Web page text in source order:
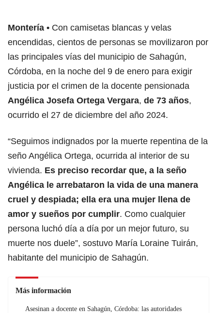
Montería
Con camisetas blancas y velas
encendidas, cientos de personas se movilizaron por
las principales vías del municipio de Sahagún,
Córdoba, en la noche del 9 de enero para exigir
justicia por el crimen de la docente pensionada
Angélica Josefa Ortega Vergara, de 73 años,
ocurrido el 27 de diciembre del año 2024.
“Seguimos indignados por la muerte repentina de la
seño Angélica Ortega, ocurrida al interior de su
vivienda. Es preciso recordar que, a la seño
Angélica le arrebataron la vida de una manera
cruel y despiada; ella era una mujer llena de
amor y sueños por cumplir. Como cualquier
persona luchó día a día por un mejor futuro, su
muerte nos duele”, sostuvo María Loraine Tuirán,
habitante del municipio de Sahagún.
Más información
Asesinan a docente en Sahagún, Córdoba: las autoridades